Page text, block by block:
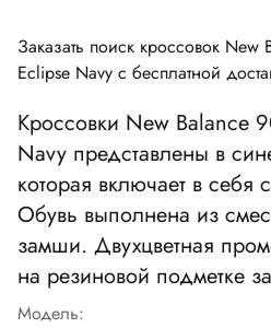
Заказать поиск кроссовок New
Eclipse Navy с бесплатной
Кроссовки New Balance
Navy представлены в
которая включает в себя
Обувь выполнена из
замши. Двухцветная
на резиновой подметке
Модель: